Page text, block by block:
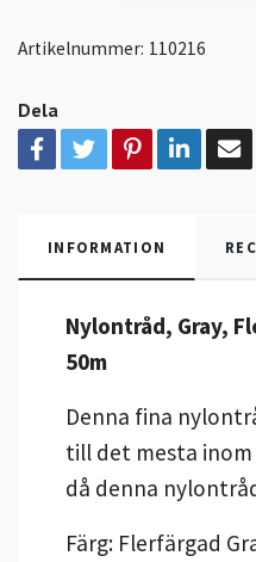
Artikelnummer: 110216
Dela
INFORMATION
Nylontråd, Gray,
50m
Denna fina
till det mesta
då denna
Färg: Flerfärgad